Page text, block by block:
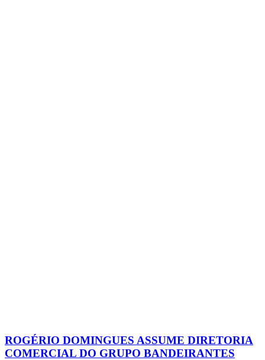
ROGÉRIO DOMINGUES ASSUME DIRETORIA
COMERCIAL DO GRUPO BANDEIRANTES